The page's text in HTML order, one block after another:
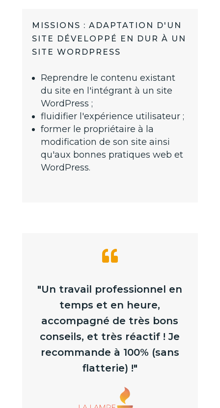
MISSIONS : ADAPTATION D'UN
SITE DÉVELOPPÉ EN DUR À UN
SITE WORDPRESS
Reprendre le contenu existant
du site en l'intégrant à un site
WordPress ;
fluidifier l'expérience utilisateur ;
former le propriétaire à la
modification de son site ainsi
qu'aux bonnes pratiques web et
WordPress.

"Un travail professionnel en
temps et en heure,
accompagné de très bons
conseils, et très réactif ! Je
recommande à 100% (sans
flatterie) !"